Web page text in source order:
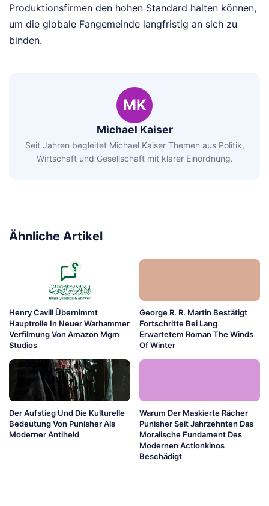
Produktionsfirmen den hohen Standard halten können,
um die globale Fangemeinde langfristig an sich zu
binden.
MK
Michael Kaiser
Seit Jahren begleitet Michael Kaiser Themen aus Politik,
Wirtschaft und Gesellschaft mit klarer Einordnung.
Ähnliche Artikel
Henry Cavill Übernimmt
Hauptrolle In Neuer Warhammer
Verfilmung Von Amazon Mgm
Studios
George R. R. Martin Bestätigt
Fortschritte Bei Lang
Erwartetem Roman The Winds
Of Winter
Der Aufstieg Und Die Kulturelle
Bedeutung Von Punisher Als
Moderner Antiheld
Warum Der Maskierte Rächer
Punisher Seit Jahrzehnten Das
Moralische Fundament Des
Modernen Actionkinos
Beschädigt